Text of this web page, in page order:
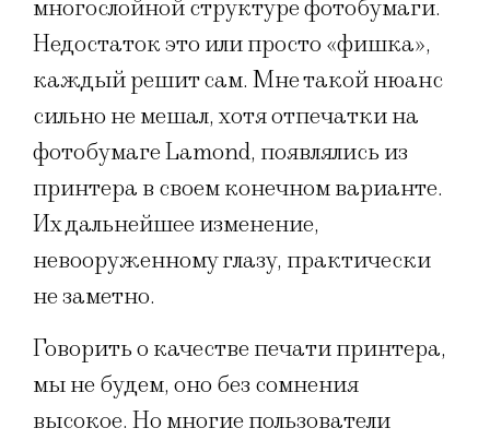
многослойной структуре фотобумаги.
Недостаток это или просто «фишка»,
каждый решит сам. Мне такой нюанс
сильно не мешал, хотя отпечатки на
фотобумаге Lamond, появлялись из
принтера в своем конечном варианте.
Их дальнейшее изменение,
невооруженному глазу, практически
не заметно.
Говорить о качестве печати принтера,
мы не будем, оно без сомнения
высокое. Но многие пользователи